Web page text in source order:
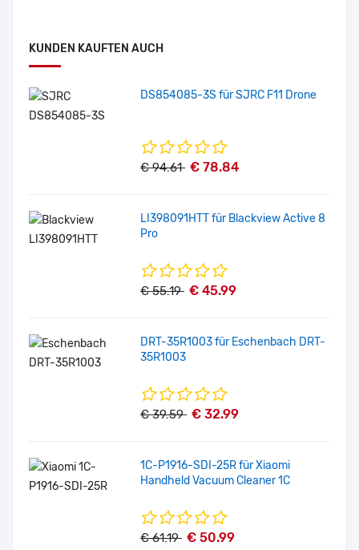
KUNDEN KAUFTEN AUCH
DS854085-3S für SJRC F11 Drone
€ 94.61 € 78.84
LI398091HTT für Blackview Active 8
Pro
€ 55.19 € 45.99
DRT-35R1003 für Eschenbach DRT-
35R1003
€ 39.59 € 32.99
1C-P1916-SDI-25R für Xiaomi
Handheld Vacuum Cleaner 1C
€ 61.19 € 50.99